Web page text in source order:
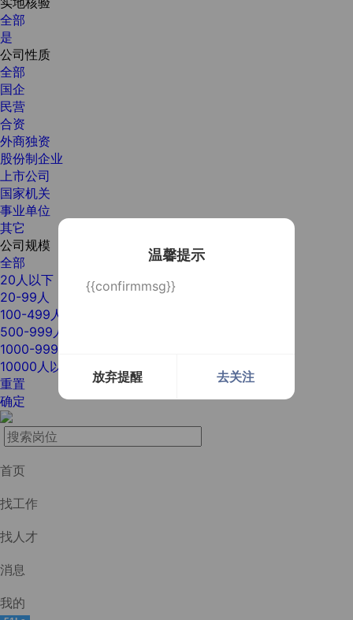
温馨提示
{{confirmmsg}}
放弃提醒 去关注
全部
是
公司性质
全部
国企
民营
合资
外商独资
股份制企业
上市公司
国家机关
事业单位
其它
公司规模
全部
20人以下
20-99人
100-499人
500-999人
1000-9999人
10000人以上
重置
确定
首页
找工作
找人才
消息
我的